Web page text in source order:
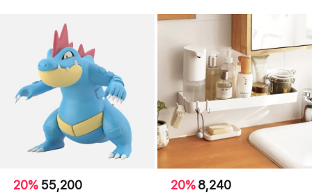
20% 55,200 20%8,240